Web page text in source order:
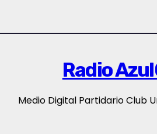
Radio
Medio Digital Partidario Club